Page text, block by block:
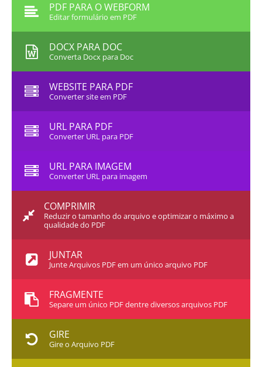
PDF PARA O WEBFORM
Editar formulário em PDF
DOCX PARA DOC
Converta Docx para Doc
WEBSITE PARA PDF
Converter site em PDF
URL PARA PDF
Converter URL para PDF
URL PARA IMAGEM
Converter URL para imagem
COMPRIMIR
Reduzir o tamanho do arquivo e optimizar o máximo a
qualidade do PDF
JUNTAR
Junte Arquivos PDF em um único arquivo PDF
FRAGMENTE
Separe um único PDF dentre diversos arquivos PDF
GIRE
Gire o Arquivo PDF